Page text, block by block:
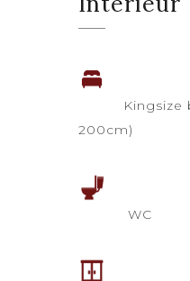
Kingsize
200cm)
WC